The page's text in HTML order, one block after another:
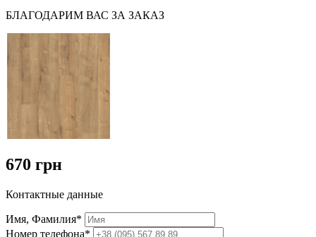
БЛАГОДАРИМ ВАС ЗА ЗАКАЗ
670 грн
Контактные данные
Имя, Фамилия*
Номер телефона*